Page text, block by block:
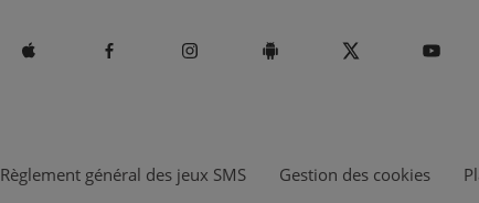
Règlement général des jeux SMS Gestion des cookies